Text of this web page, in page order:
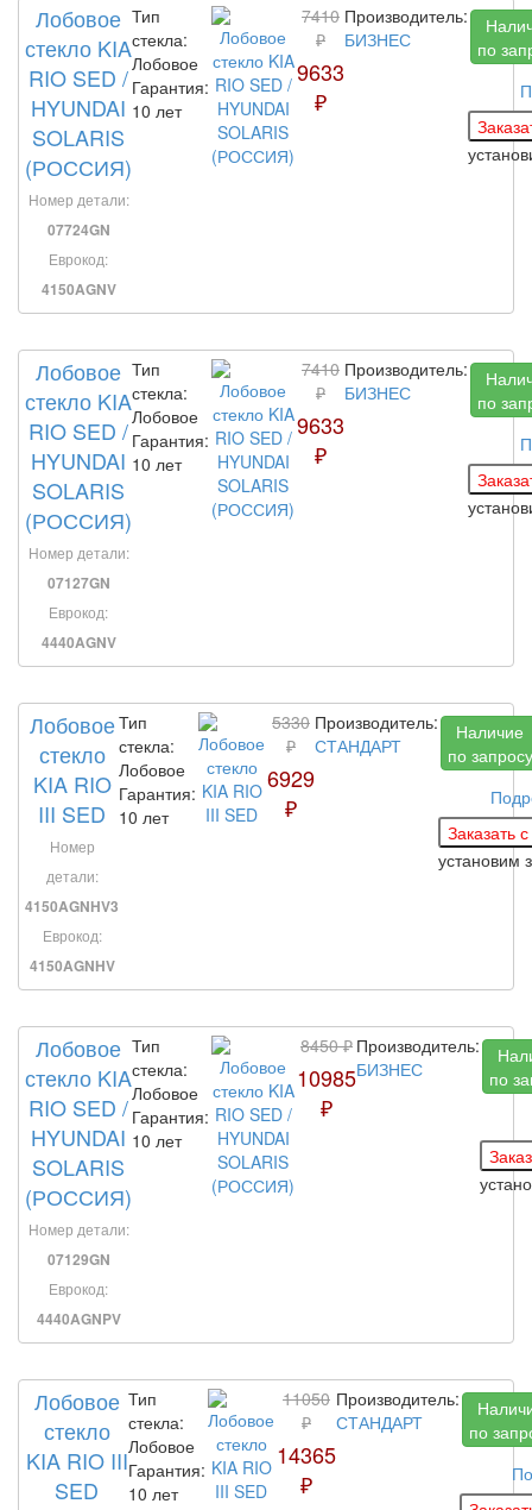
Лобовое
стекло KIA
RIO SED /
HYUNDAI
SOLARIS
(РОССИЯ)
Номер детали:
07724GN
Еврокод:
4150AGNV
Тип
стекла:
Лобовое
Гарантия:
10 лет
7410
₽
9633
₽
Производитель:
БИЗНЕС
по
Лобовое
стекло KIA
RIO SED /
HYUNDAI
SOLARIS
(РОССИЯ)
Номер детали:
07127GN
Еврокод:
4440AGNV
Тип
стекла:
Лобовое
Гарантия:
10 лет
7410
₽
9633
₽
Производитель:
БИЗНЕС
по
Лобовое
стекло
KIA RIO
III SED
Номер
детали:
4150AGNHV3
Еврокод:
4150AGNHV
Тип
стекла:
Лобовое
Гарантия:
10 лет
5330
₽
6929
₽
Производитель:
СТАНДАРТ
Наличие
по запросу
установим
Лобовое
стекло KIA
RIO SED /
HYUNDAI
SOLARIS
(РОССИЯ)
Номер детали:
07129GN
Еврокод:
4440AGNPV
Тип
стекла:
Лобовое
Гарантия:
10 лет
8450 ₽
10985
₽
Производитель:
БИЗНЕС
по
Лобовое
стекло
KIA RIO III
SED
Тип
стекла:
Лобовое
Гарантия:
10 лет
11050
₽
14365
₽
Производитель:
СТАНДАРТ
по